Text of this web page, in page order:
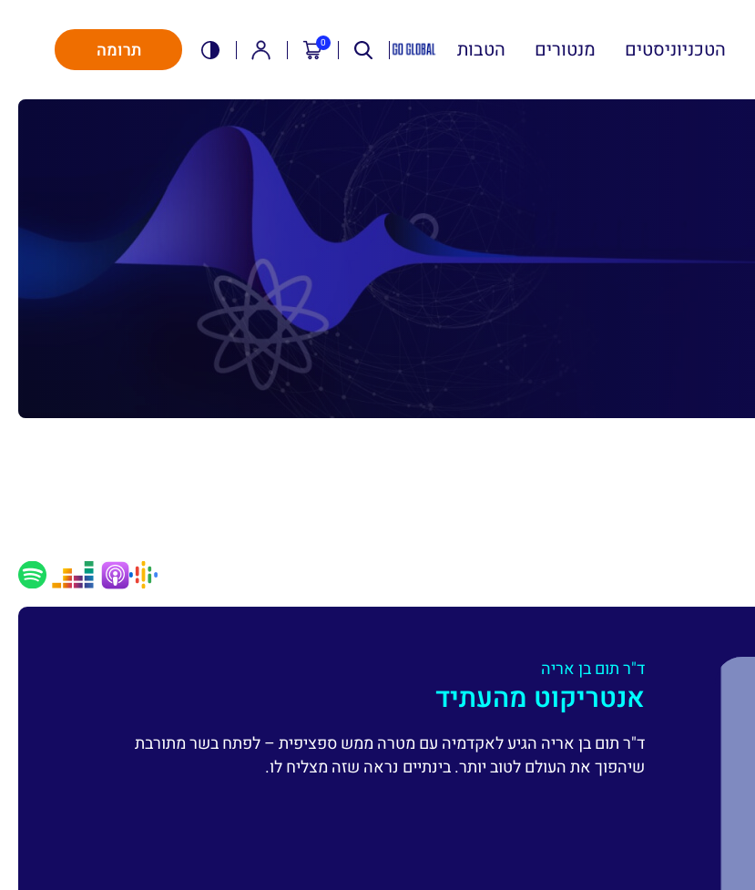
הטכניוניסטים מנטורים הטבות 0 תרומה
ד"ר תום בן אריה
אנטריקוט מהעתיד
ד"ר תום בן אריה הגיע לאקדמיה עם מטרה ממש ספציפית – לפתח בשר מתורבת
שיהפוך את העולם לטוב יותר. בינתיים נראה שזה מצליח לו.